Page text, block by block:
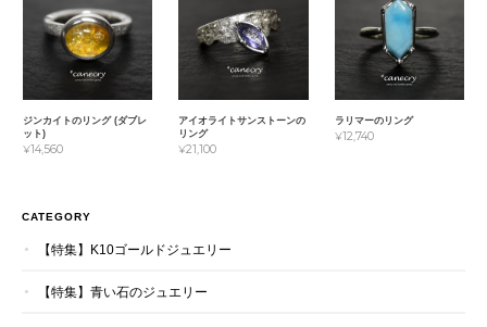
ジンカイトのリング (ダブレ
ット)
¥14,560
アイオライトサンストーンの
リング
¥21,100
ラリマーのリング
¥12,740
CATEGORY
【特集】K10ゴールドジュエリー
【特集】青い石のジュエリー